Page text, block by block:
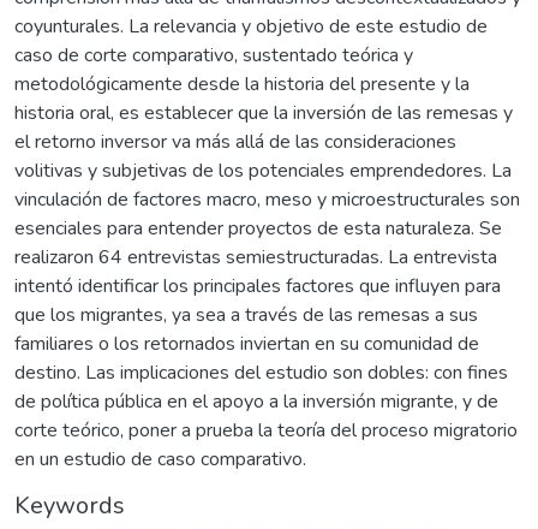
coyunturales. La relevancia y objetivo de este estudio de
caso de corte comparativo, sustentado teórica y
metodológicamente desde la historia del presente y la
historia oral, es establecer que la inversión de las remesas y
el retorno inversor va más allá de las consideraciones
volitivas y subjetivas de los potenciales emprendedores. La
vinculación de factores macro, meso y microestructurales son
esenciales para entender proyectos de esta naturaleza. Se
realizaron 64 entrevistas semiestructuradas. La entrevista
intentó identificar los principales factores que influyen para
que los migrantes, ya sea a través de las remesas a sus
familiares o los retornados inviertan en su comunidad de
destino. Las implicaciones del estudio son dobles: con fines
de política pública en el apoyo a la inversión migrante, y de
corte teórico, poner a prueba la teoría del proceso migratorio
en un estudio de caso comparativo.
Keywords